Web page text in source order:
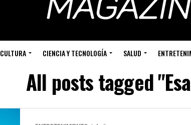
CULTURA CIENCIA Y TECNOLOGÍA SALUD
All posts tagged